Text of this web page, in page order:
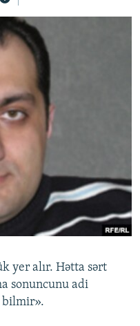
yer alır. Hətta sərt
sonuncunu adi
bilmir».